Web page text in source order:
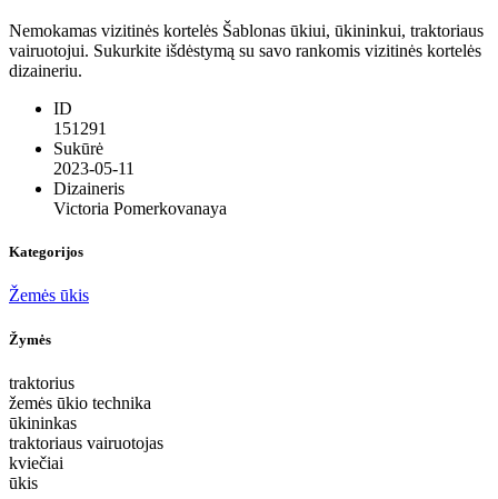
Nemokamas vizitinės kortelės Šablonas ūkiui, ūkininkui, traktoriaus
vairuotojui. Sukurkite išdėstymą su savo rankomis vizitinės kortelės
dizaineriu.
ID
151291
Sukūrė
2023-05-11
Dizaineris
Victoria Pomerkovanaya
Kategorijos
Žemės ūkis
Žymės
traktorius
žemės ūkio technika
ūkininkas
traktoriaus vairuotojas
kviečiai
ūkis